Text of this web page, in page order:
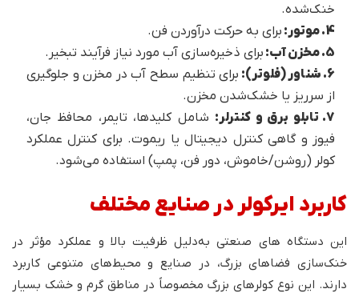
خنک‌شده.
4. موتور:
برای به حرکت درآوردن فن.
5. مخزن آب:
برای ذخیره‌سازی آب مورد نیاز فرآیند تبخیر.
6. شناور (فلوتر):
برای تنظیم سطح آب در مخزن و جلوگیری
از سرریز یا خشک‌شدن مخزن.
7. تابلو برق و کنترلر:
شامل کلیدها، تایمر، محافظ جان،
فیوز و گاهی کنترل دیجیتال یا ریموت. برای کنترل عملکرد
کولر (روشن/خاموش، دور فن، پمپ) استفاده می‌شود.
کاربرد ایرکولر در صنایع مختلف
این دستگاه های صنعتی به‌دلیل ظرفیت بالا و عملکرد مؤثر در
خنک‌سازی فضاهای بزرگ، در صنایع و محیط‌های متنوعی کاربرد
دارند. این نوع کولرهای بزرگ مخصوصاً در مناطق گرم و خشک بسیار